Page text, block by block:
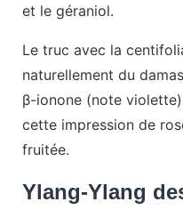
et le géraniol.
Le truc avec la
naturellement du
β-ionone (note
cette impression de
fruitée.
Ylang-Ylang